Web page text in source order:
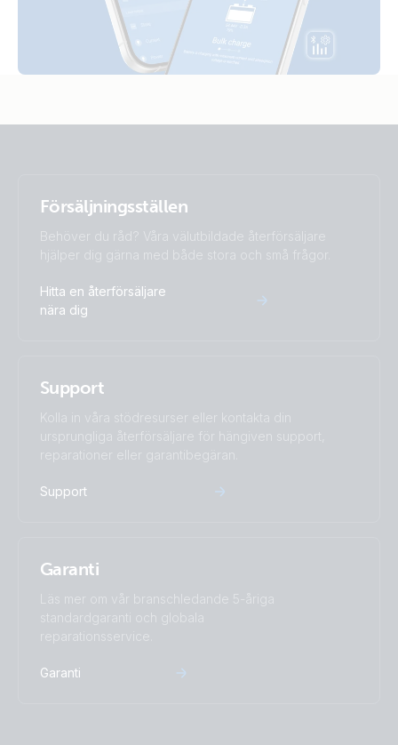
Blue Smart IP22 Charger 24V 8A (1) 120V
Försäljningsställen
Behöver du råd? Våra välutbildade återförsäljare
hjälper dig gärna med både stora och små frågor.
Hitta en återförsäljare
nära dig
Support
Kolla in våra stödresurser eller kontakta din
ursprungliga återförsäljare för hängiven support,
reparationer eller garantibegäran.
Support
Garanti
Läs mer om vår branschledande 5-åriga
standardgaranti och globala
reparationsservice.
Garanti